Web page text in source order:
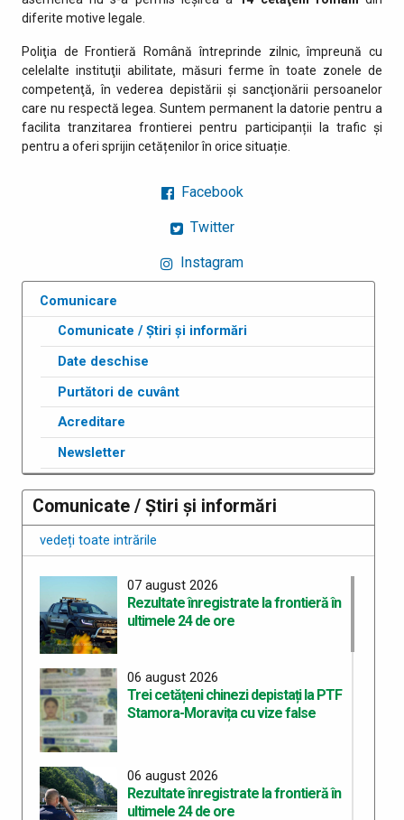
diferite motive legale.
Poliţia de Frontieră Română întreprinde zilnic, împreună cu
celelalte instituţii abilitate, măsuri ferme în toate zonele de
competenţă, în vederea depistării şi sancţionării persoanelor
care nu respectă legea. Suntem permanent la datorie pentru a
facilita tranzitarea frontierei pentru participanții la trafic și
pentru a oferi sprijin cetățenilor în orice situație.
Facebook
Twitter
Instagram
Comunicare
Comunicate / Știri și informări
Date deschise
Purtători de cuvânt
Acreditare
Newsletter
Comunicate / Știri și informări
vedeți toate intrările
07 august 2026
Rezultate înregistrate la frontieră în
ultimele 24 de ore
06 august 2026
Trei cetățeni chinezi depistați la PTF
Stamora-Moravița cu vize false
06 august 2026
Rezultate înregistrate la frontieră în
ultimele 24 de ore